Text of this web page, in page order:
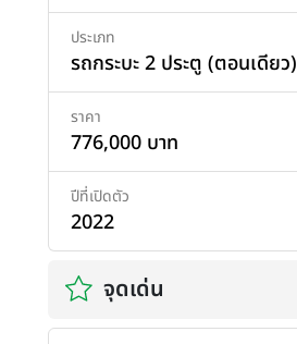
ประเภท
รถกระบะ 2 ประตู (ตอนเดียว)
ราคา
776,000 บาท
ปีที่เปิดตัว
2022
จุดเด่น